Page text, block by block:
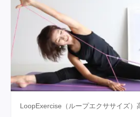
LoopExercise（ループエクササイズ）